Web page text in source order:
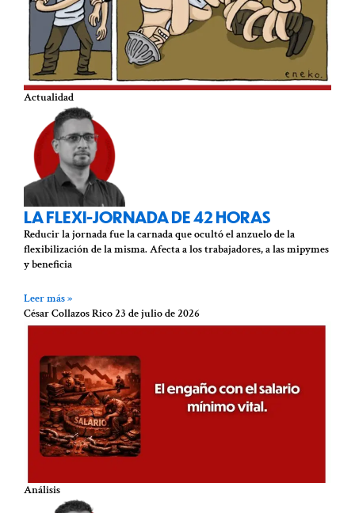
Actualidad
LA FLEXI-JORNADA DE 42 HORAS
Reducir la jornada fue la carnada que ocultó el anzuelo de la
flexibilización de la misma. Afecta a los trabajadores, a las mipymes
y beneficia
Leer más »
César Collazos Rico23 de julio de 2026
Análisis